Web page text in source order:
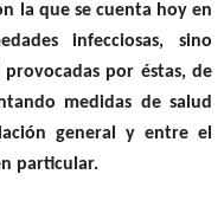
la que se cuenta hoy en
infecciosas, sino
por éstas, de
medidas de salud
general y entre el
particular.